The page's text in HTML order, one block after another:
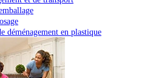
déménagement en plastique